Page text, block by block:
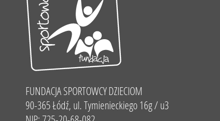
FUNDACJA SPORTOWCY DZIECIOM
90-365 Łódź, ul. Tymienieckiego 16g / u3